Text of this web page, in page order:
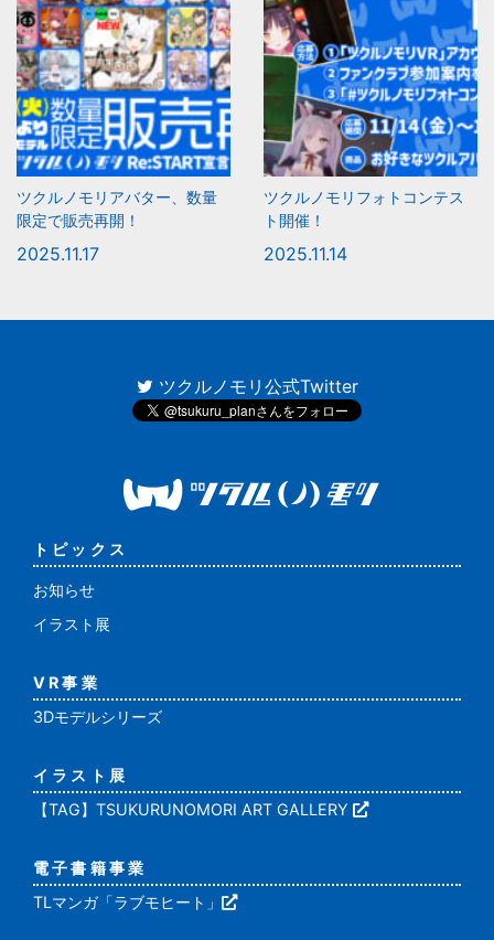
ツクルノモリアバター、数量
限定で販売再開！
2025.11.17
ツクルノモリフォトコンテス
ト開催！
2025.11.14
トピックス
お知らせ
イラスト展
VR事業
3Dモデルシリーズ
イラスト展
【TAG】TSUKURUNOMORI ART GALLERY
電子書籍事業
TLマンガ「ラブモヒート」
ツクルノモリ公式Twitter